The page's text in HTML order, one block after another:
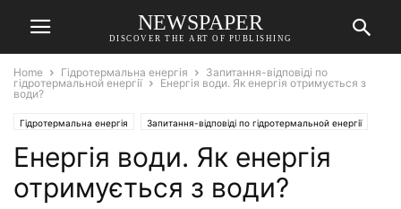
NEWSPAPER
DISCOVER THE ART OF PUBLISHING
Home Гідротермальна енергія
Запитання-відповіді по
гідротермальной енергії
Енергія води. Як енергія отримується з
води?
Гідротермальна енергія Запитання-відповіді по гідротермальной енергії
Енергія води. Як енергія
отримується з води?